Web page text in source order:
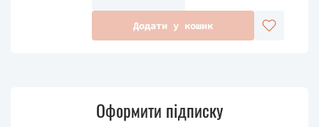
Додати у кошик
Оформити підписку